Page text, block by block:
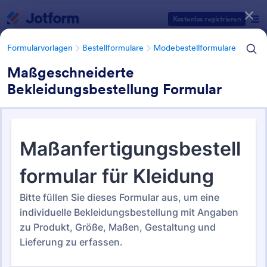
Kostenlos registrieren
Formularvorlagen Bestellformulare Modebestellformulare
Maßgeschneiderte
Bekleidungsbestellung Formular
Modebestellformulare
36 Vorlagen
Formularvorlagen Kategorien